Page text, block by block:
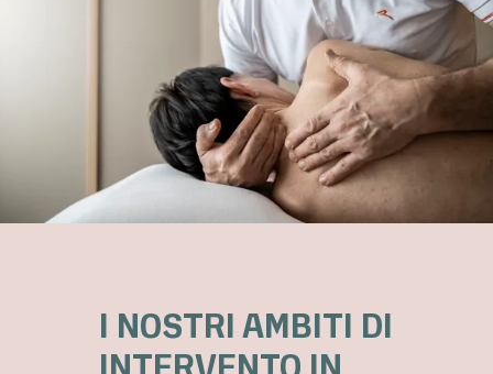
I NOSTRI AMBITI DI